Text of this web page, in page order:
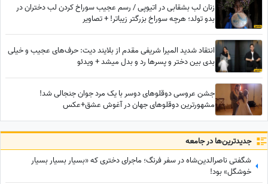
زنان لب بشقابی در اتیوپی / رسم عجیب سوراخ کردن لب دختران در
بدو تولد؛ هرچه سوراخ بزرگتر زیباتر! + تصاویر
انتقاد شدید المیرا شریفی مقدم از بلایند دیت: حرف‌های عجیب و خیلی
بدی بین دختر و پسرها رد و بدل میشد + ویدئو
جشن عروسی دوقلوهای دوسر با یک مرد جوان جنجالی شد!
مشهورترین دوقلوهای جهان در آغوش عشق+عکس
جدید‌ترین‌ها در جامعه
شگفتی ناصرالدین‌شاه در سفر فرنگ؛ ماجرای دختری که «بسیار بسیار بسیار
خوشگل» بود!